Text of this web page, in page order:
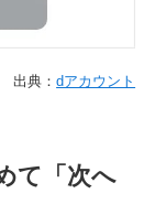
出典：dアカウント
て「次へ